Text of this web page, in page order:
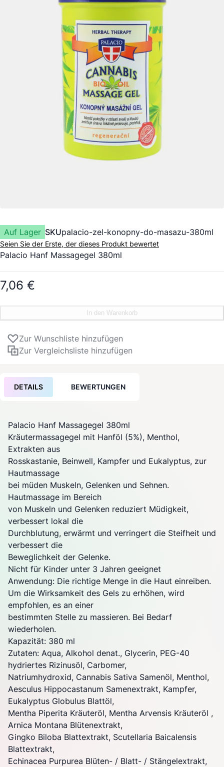
Auf Lager SKUpalacio-zel-konopny-do-masazu-380ml
Seien Sie der Erste, der dieses Produkt bewertet
Palacio Hanf Massagegel 380ml
7,06 €
In den Warenkorb
Zur Wunschliste hinzufügen
Zur Vergleichsliste hinzufügen
DETAILS BEWERTUNGEN
Palacio Hanf Massagegel 380ml
Kräutermassagegel mit Hanföl (5%), Menthol,
Extrakten aus
Rosskastanie, Beinwell, Kampfer und Eukalyptus, zur
Hautmassage
bei müden Muskeln, Gelenken und Sehnen.
Hautmassage im Bereich
von Muskeln und Gelenken reduziert Müdigkeit,
verbessert lokal die
Durchblutung, erwärmt und verringert die Steifheit und
verbessert die
Beweglichkeit der Gelenke.
Nicht für Kinder unter 3 Jahren geeignet
Anwendung: Die richtige Menge in die Haut einreiben.
Um die Wirksamkeit des Gels zu erhöhen, wird
empfohlen, es an einer
bestimmten Stelle zu massieren. Bei Bedarf
wiederholen.
Kapazität: 380 ml
Zutaten: Aqua, Alkohol denat., Glycerin, PEG-40
hydriertes Rizinusöl, Carbomer,
Natriumhydroxid, Cannabis Sativa Samenöl, Menthol,
Aesculus Hippocastanum Samenextrakt, Kampfer,
Eukalyptus Globulus Blattöl,
Mentha Piperita Kräuteröl, Mentha Arvensis Kräuteröl ,
Arnica Montana Blütenextrakt,
Gingko Biloba Blattextrakt, Scutellaria Baicalensis
Blattextrakt,
Echinacea Purpurea Blüten- / Blatt- / Stängelextrakt,